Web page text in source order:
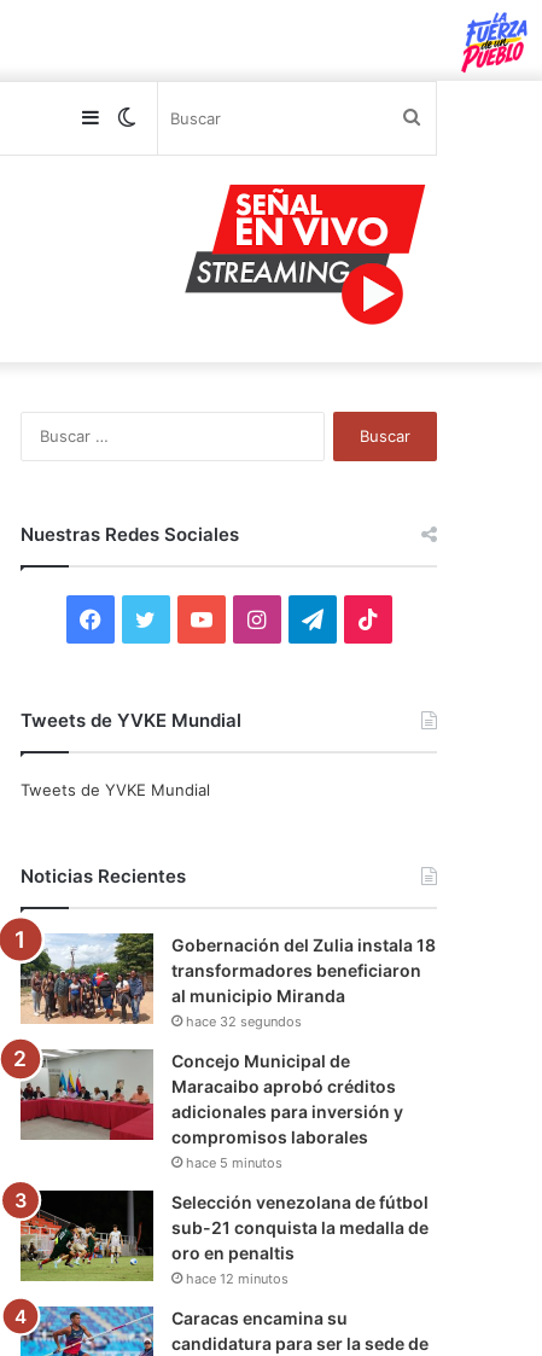
Switch
Sidebar
Nuestras Redes Sociales
F
c
o
k
i
r
Y
u
e
I
r
a
m
T
a
m
Tweets de YVKE Mundial
Tweets de YVKE Mundial
Noticias Recientes
Gobernación del Zulia instala 18
transformadores beneficiaron
al municipio Miranda
hace 32 segundos
Concejo Municipal de
Maracaibo aprobó créditos
adicionales para inversión y
compromisos laborales
hace 5 minutos
Selección venezolana de fútbol
sub-21 conquista la medalla de
oro en penaltis
hace 12 minutos
Caracas encamina su
candidatura para ser la sede de